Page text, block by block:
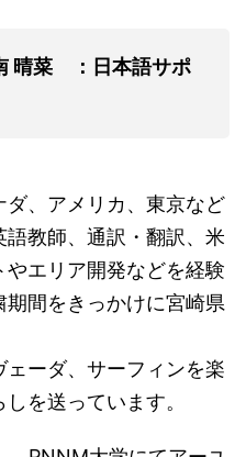
晴菜 ：日本語サポ
、アメリカ、東京など
教師、通訳・翻訳、米
エリア開発などを経験
期間をきっかけに宮崎県
ーダ、サーフィンを楽
を送っています。